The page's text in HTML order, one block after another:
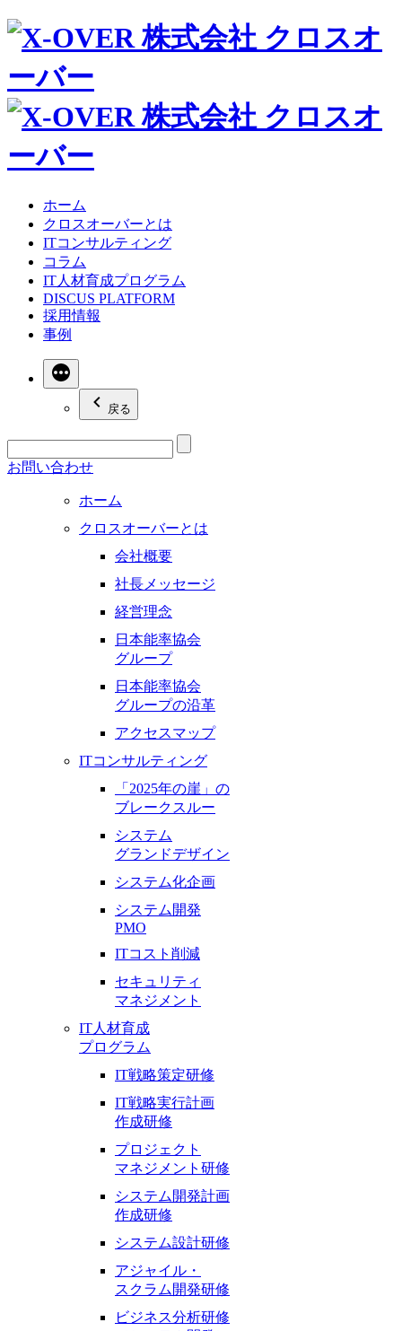
ホーム
クロスオーバーとは
ITコンサルティング
コラム
IT人材育成プログラム
DISCUS PLATFORM
採用情報
事例
続
き
戻る
お問い合わせ
ホーム
クロスオーバーとは
会社概要
社長メッセージ
経営理念
日本能率協会
グループ
日本能率協会
グループの沿革
アクセスマップ
ITコンサルティング
「2025年の崖」の
ブレークスルー
システム
グランドデザイン
システム化企画
システム開発
PMO
ITコスト削減
セキュリティ
マネジメント
IT人材育成
プログラム
IT戦略策定研修
IT戦略実行計画
作成研修
プロジェクト
マネジメント研修
システム開発計画
作成研修
システム設計研修
アジャイル・
スクラム開発研修
ビジネス分析研修